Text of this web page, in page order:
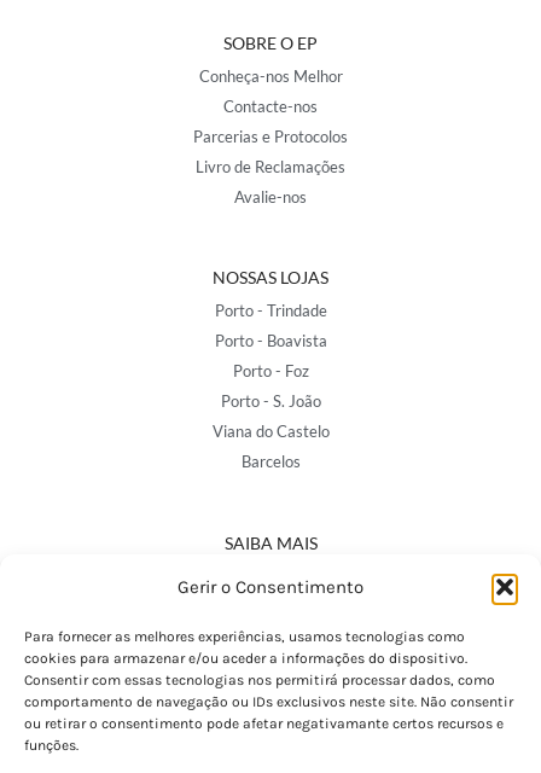
Gerir o Consentimento
Para fornecer as melhores experiências, usamos tecnologias como
cookies para armazenar e/ou aceder a informações do dispositivo.
Consentir com essas tecnologias nos permitirá processar dados, como
comportamento de navegação ou IDs exclusivos neste site. Não consentir
ou retirar o consentimento pode afetar negativamante certos recursos e
funções.
SOBRE O EP
Conheça-nos Melhor
Contacte-nos
Parcerias e Protocolos
Livro de Reclamações
Avalie-nos
NOSSAS LOJAS
Porto - Trindade
Porto - Boavista
Porto - Foz
Porto - S. João
Viana do Castelo
Barcelos
SAIBA MAIS
Política de Privacidade
Termos e Condições
Perguntas Frequentes
Custos de Envio
Encomendas Internacionais